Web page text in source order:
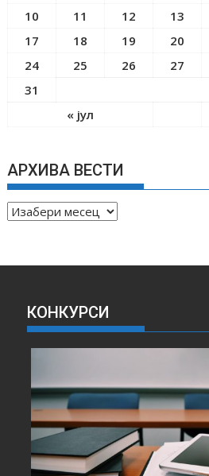
« јул
10
11 12 13
17
18 19 20
24
25 26 27
31
АРХИВА ВЕСТИ
А
И
КОНКУРСИ